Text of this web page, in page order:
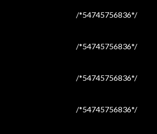
/*54745756836*/
/*54745756836*/
/*54745756836*/
/*54745756836*/